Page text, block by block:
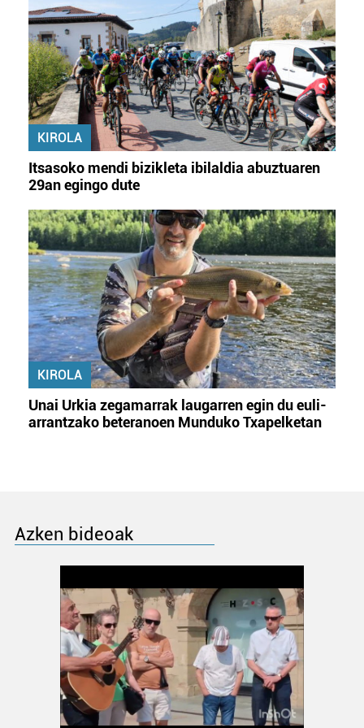
Lortu zure datu pertsonalak prozesatzeko moduari
buruzko informazio gehiago eta ezarri zure lehentasunak
datuen atalean. Edozein unetan alda edo ken dezakezu
zure baimena Cookieen adierazpenean.
Webgune honek cookie propioak eta hirugarrenen cookie-
fitxategiak erabiltzen ditu. Zure esperientzia eta
baliatzen gara. Ohar hau onartuz gero, teknologia hori
erabiltzeko baimen esplizitua ematen diguzu.
irakurri
KIROLA
Itsasoko mendi bizikleta ibilaldia abuztuaren
29an egingo dute
KIROLA
Unai Urkia zegamarrak laugarren egin du euli-
arrantzako beteranoen Munduko Txapelketan
Azken bideoak